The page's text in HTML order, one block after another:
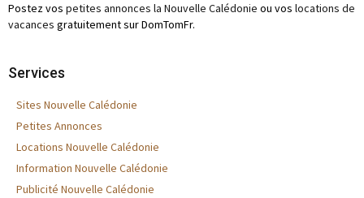
Postez vos petites annonces la Nouvelle Calédonie ou vos locations de
vacances gratuitement sur DomTomFr.
Services
Sites Nouvelle Calédonie
Petites Annonces
Locations Nouvelle Calédonie
Information Nouvelle Calédonie
Publicité Nouvelle Calédonie